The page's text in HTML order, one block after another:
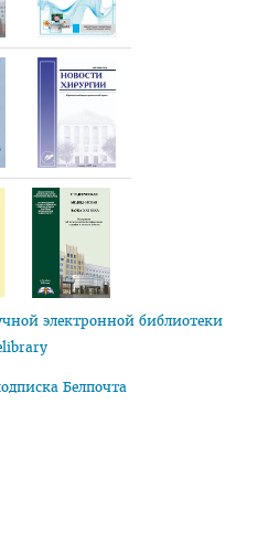
электронной библиотеки
Белпочта